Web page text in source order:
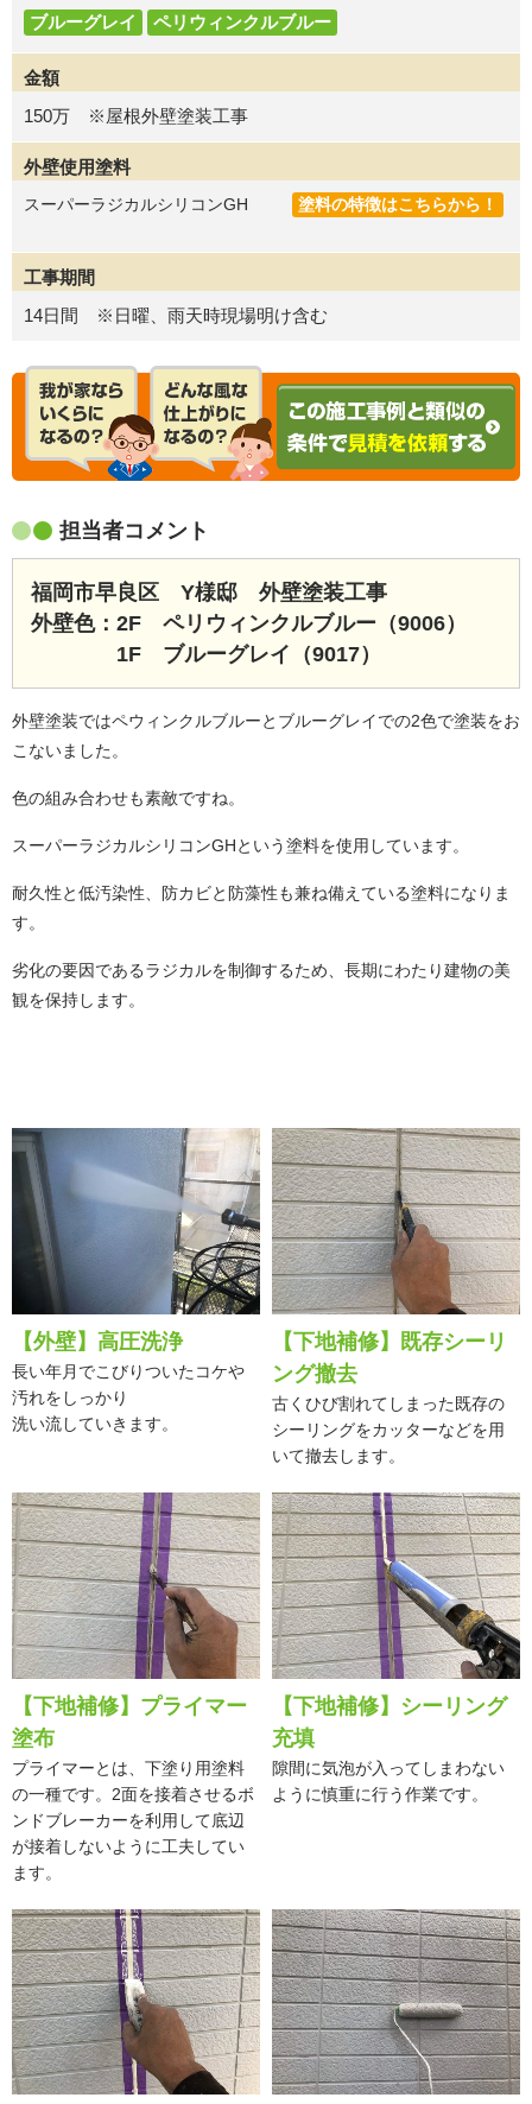
ブルーグレイ
ペリウィンクルブルー
金額
150万 ※屋根外壁塗装工事
外壁使用塗料
スーパーラジカルシリコンGH 塗料の特徴はこちらから！
工事期間
14日間 ※日曜、雨天時現場明け含む
担当者コメント
福岡市早良区 Y様邸 外壁塗装工事
外壁色：2F ペリウィンクルブルー（9006）
1F ブルーグレイ（9017）
外壁塗装ではペウィンクルブルーとブルーグレイでの2色で塗装をお
こないました。
色の組み合わせも素敵ですね。
スーパーラジカルシリコンGHという塗料を使用しています。
耐久性と低汚染性、防カビと防藻性も兼ね備えている塗料になりま
す。
劣化の要因であるラジカルを制御するため、長期にわたり建物の美
観を保持します。
【外壁】高圧洗浄
長い年月でこびりついたコケや
汚れをしっかり
洗い流していきます。
【下地補修】既存シーリ
ング撤去
古くひび割れてしまった既存の
シーリングをカッターなどを用
いて撤去します。
【下地補修】プライマー
塗布
プライマーとは、下塗り用塗料
の一種です。2面を接着させるボ
ンドブレーカーを利用して底辺
が接着しないように工夫してい
ます。
【下地補修】シーリング
充填
隙間に気泡が入ってしまわない
ように慎重に行う作業です。